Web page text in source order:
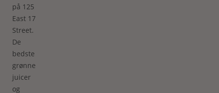
på 125
East 17
Street.
De
bedste
grønne
juicer
og